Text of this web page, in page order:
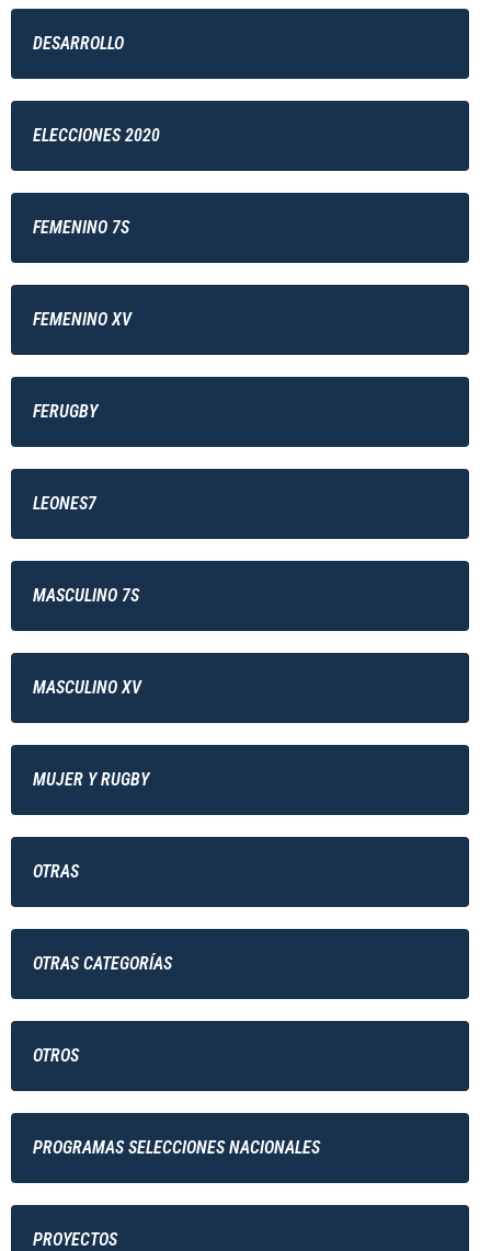
DESARROLLO
ELECCIONES 2020
FEMENINO 7S
FEMENINO XV
FERUGBY
LEONES7
MASCULINO 7S
MASCULINO XV
MUJER Y RUGBY
OTRAS
OTRAS CATEGORÍAS
OTROS
PROGRAMAS SELECCIONES NACIONALES
PROYECTOS